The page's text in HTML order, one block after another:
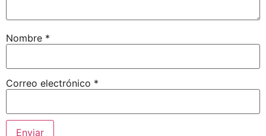
Nombre *
Correo electrónico *